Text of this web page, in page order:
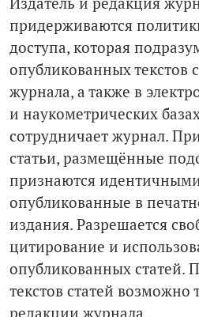
придерживаются
доступа, которая
опубликованных текстов
журнала, а также в
и наукометрических
сотрудничает журнал.
статьи, размещённые
признаются
опубликованные в
издания. Разрешается
цитирование и
опубликованных статей.
текстов статей возможно
редакции журнала.